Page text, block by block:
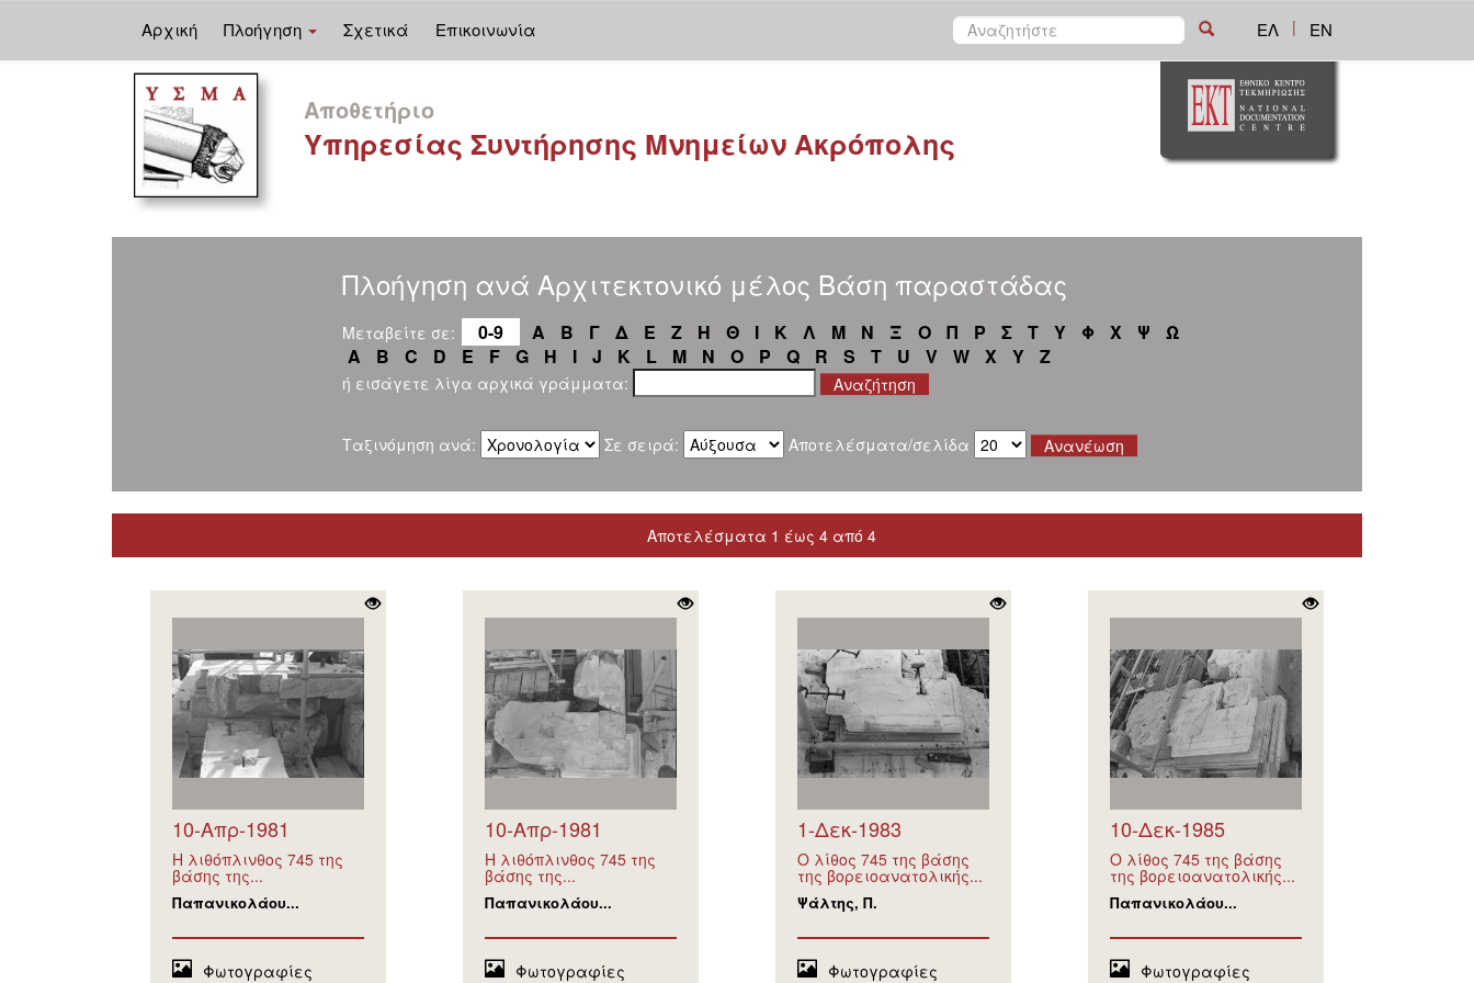
Αρχική Πλοήγηση Σχετικά Επικοινωνία ΕΛ | EN
Αποθετήριο
Υπηρεσίας Συντήρησης Μνημείων Ακρόπολης
Πλοήγηση ανά Αρχιτεκτονικό μέλος Βάση παραστάδας
Μεταβείτε σε: 0-9 Α Β Γ Δ Ε Ζ Η Θ Ι Κ Λ Μ Ν Ξ Ο Π Ρ Σ Τ Υ Φ Χ Ψ
Ω
A
B C D E F G H I J K L M N O P Q R S T U V W X Y Z
ή εισάγετε λίγα αρχικά γράμματα:
Ταξινόμηση ανά: Σε σειρά: Αποτελέσματα/σελίδα
Αποτελέσματα 1 έως 4 από 4
10-Απρ-1981
Η λιθόπλινθος 745 της
βάσης της...
Παπανικολάου...
Φωτογραφίες
10-Απρ-1981
Η λιθόπλινθος 745 της
βάσης της...
Παπανικολάου...
Φωτογραφίες
1-Δεκ-1983
Ο λίθος 745 της βάσης
της βορειοανατολικής...
Ψάλτης, Π.
Φωτογραφίες
10-Δεκ-1985
O λίθος 745 της βάσης
της βορειοανατολικής...
Παπανικολάου...
Φωτογραφίες